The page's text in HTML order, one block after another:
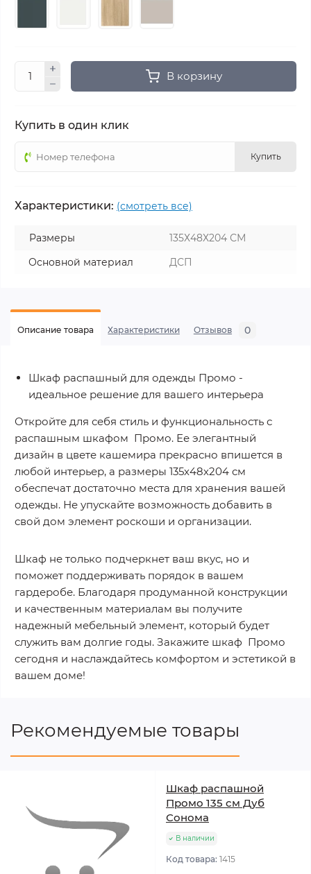
В корзину
Купить в один клик
Купить
Характеристики: (смотреть все)
Размеры
135Х48Х204 СМ
Основной материал
ДСП
Описание товара Характеристики Отзывов 0
Шкаф распашный для одежды Промо -
идеальное решение для вашего интерьера
Откройте для себя стиль и функциональность с
распашным шкафом Промо. Ее элегантный
дизайн в цвете кашемира прекрасно впишется в
любой интерьер, а размеры 135х48х204 см
обеспечат достаточно места для хранения вашей
одежды. Не упускайте возможность добавить в
свой дом элемент роскоши и организации.
Шкаф не только подчеркнет ваш вкус, но и
поможет поддерживать порядок в вашем
гардеробе. Благодаря продуманной конструкции
и качественным материалам вы получите
надежный мебельный элемент, который будет
служить вам долгие годы. Закажите шкаф Промо
сегодня и наслаждайтесь комфортом и эстетикой в
вашем доме!
Рекомендуемые товары
Шкаф распашной
Промо 135 см Дуб
Сонома
В наличии
Код товара: 1415